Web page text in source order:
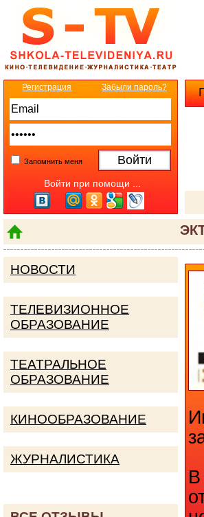
Регистрация Забыли пароль?
Запомнить меня
Войти при помощи ...
В
НОВОСТИ
ТЕЛЕВИЗИОННОЕ
ОБРАЗОВАНИЕ
ТЕАТРАЛЬНОЕ
ОБРАЗОВАНИЕ
КИНООБРАЗОВАНИЕ
ЖУРНАЛИСТИКА